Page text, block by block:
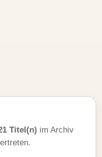
Titel(n) im Archiv